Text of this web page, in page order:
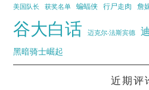
美国队长
获奖名单 蝙蝠侠 行尸走肉 詹
谷大白话 迈克尔·法斯宾德
黑暗骑士崛起
近期评